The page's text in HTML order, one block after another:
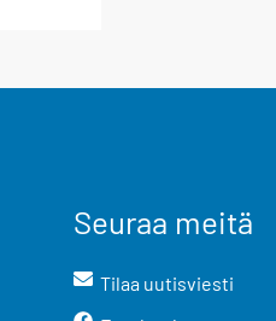
Seuraa meitä
Tilaa uutisviesti